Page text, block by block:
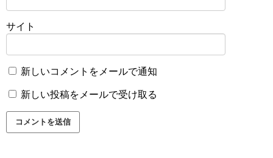
サイト
新しいコメントをメールで通知
新しい投稿をメールで受け取る